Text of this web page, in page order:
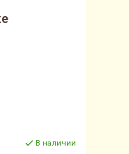
В наличии